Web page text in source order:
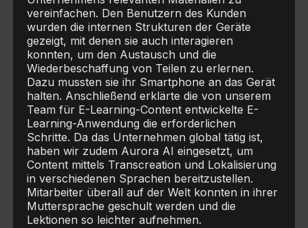
vereinfachen. Den Benutzern des Kunden
wurden die internen Strukturen der Geräte
gezeigt, mit denen sie auch interagieren
konnten, um den Austausch und die
Wiederbeschaffung von Teilen zu erlernen.
Dazu mussten sie ihr Smartphone an das Gerät
halten. Anschließend erklärte die von unserem
Team für E-Learning-Content entwickelte E-
Learning-Anwendung die erforderlichen
Schritte. Da das Unternehmen global tätig ist,
haben wir zudem Aurora AI eingesetzt, um
Content mittels Transcreation und Lokalisierung
in verschiedenen Sprachen bereitzustellen.
Mitarbeiter überall auf der Welt konnten in ihrer
Muttersprache geschult werden und die
Lektionen so leichter aufnehmen.